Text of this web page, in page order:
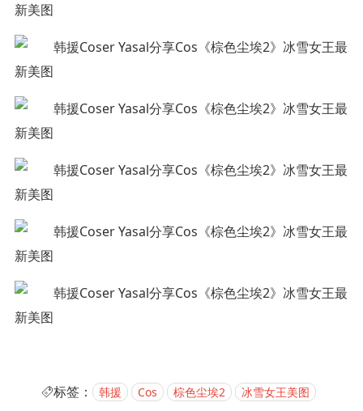
标签： 韩援 Cos 棕色尘埃2 冰雪女王美图